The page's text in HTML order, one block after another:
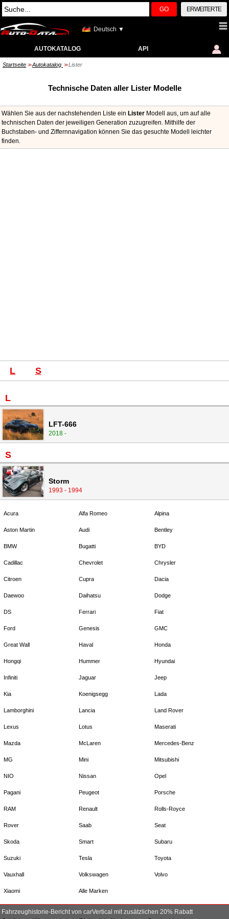
GO ERWEITERTE
Deutsch ▼
AUTOKATALOG API
Startseite >> Autokatalog >> Lister
Technische Daten aller Lister Modelle
Wählen Sie aus der nachstehenden Liste ein Lister Modell aus, um auf alle
technischen Daten der jeweiligen Generation zuzugreifen. Mithilfe der
Buchstaben- und Ziffernnavigation können Sie das gesuchte Modell leichter
finden.
L S
L
LFT-666
2018 -
S
Storm
1993 - 1994
Acura Alfa Romeo Alpina
Aston Martin Audi Bentley
BMW Bugatti BYD
Cadillac Chevrolet Chrysler
Citroen Cupra Dacia
Daewoo Daihatsu Dodge
DS Ferrari Fiat
Ford Genesis GMC
Great Wall Haval Honda
Hongqi Hummer Hyundai
Infiniti Jaguar Jeep
Kia Koenigsegg Lada
Lamborghini Lancia Land Rover
Lexus Lotus Maserati
Mazda McLaren Mercedes-Benz
MG Mini Mitsubishi
NIO Nissan Opel
Pagani Peugeot Porsche
RAM Renault Rolls-Royce
Rover Saab Seat
Skoda Smart Subaru
Suzuki Tesla Toyota
Vauxhall Volkswagen Volvo
Xiaomi Alle Marken
Fahrzeughistorie-Bericht von carVertical mit zusätzlichen 20% Rabatt